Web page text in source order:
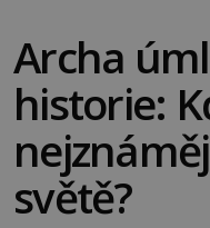
Archa
historie:
světě?